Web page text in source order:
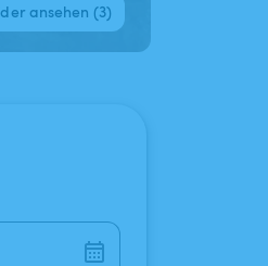
ansehen (3)